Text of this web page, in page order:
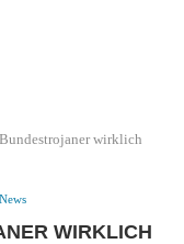
wirklich
News
WIRKLICH